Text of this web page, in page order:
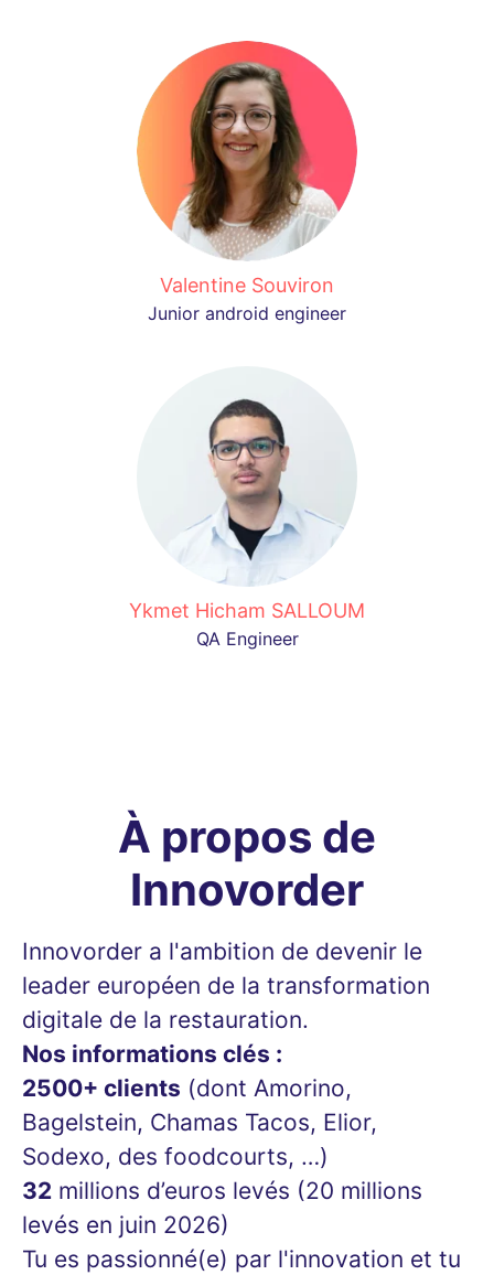
Valentine Souviron
Junior android engineer
Ykmet Hicham SALLOUM
QA Engineer
À propos de
Innovorder
Innovorder a l'ambition de devenir le
leader européen de la transformation
digitale de la restauration.
Nos informations clés :
2500+ clients (dont Amorino,
Bagelstein, Chamas Tacos, Elior,
Sodexo, des foodcourts, …)
32 millions d’euros levés (20 millions
levés en juin 2026)
Tu es passionné(e) par l'innovation et tu